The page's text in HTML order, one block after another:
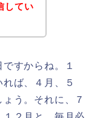
してい
すからね。１
ば、４月、５
う。それに、７